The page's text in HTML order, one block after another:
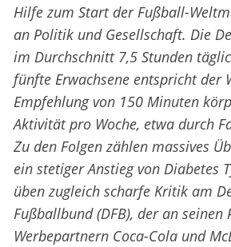
Hilfe zum Start der Fußball-
an Politik und Gesellschaft. Die
im Durchschnitt 7,5 Stunden
fünfte Erwachsene entspricht der
Empfehlung von 150 Minuten
Aktivität pro Woche, etwa durch
Zu den Folgen zählen massives
ein stetiger Anstieg von Diabetes
üben zugleich scharfe Kritik am
Fußballbund (DFB), der an seinen
Werbepartnern Coca-Cola und